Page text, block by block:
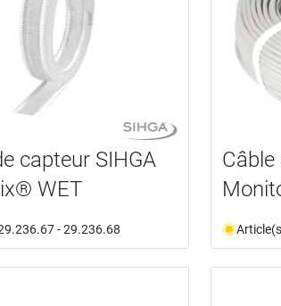
capteur SIHGA
WET
- 29.236.68
Câble